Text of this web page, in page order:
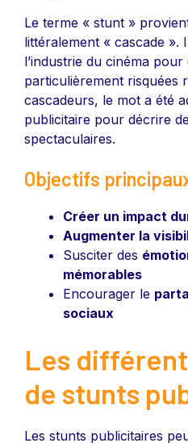
Le terme « stunt »
littéralement « cascade ».
l’industrie du cinéma
particulièrement risquées
cascadeurs, le mot a été
publicitaire pour décrire
spectaculaires.
Objectifs
Créer un impact
Augmenter la
Susciter des
mémorables
Encourager le
sociaux
Les
de stunts
Les stunts publicitaires